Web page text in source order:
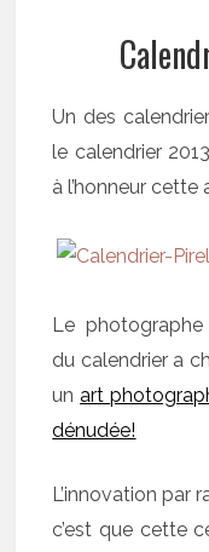
Un des
le calendrier
à l’honneur cette
Le photographe
du calendrier a
unart
dénudée!
L’innovation par
c’est que cette